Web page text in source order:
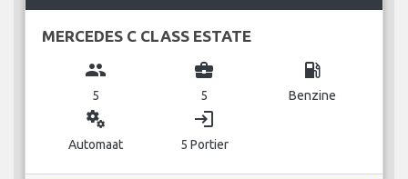
MERCEDES C CLASS ESTATE
group
5
business_center
5
local_gas_station
Benzine
miscellaneous_services
Automaat
login
5 Portier